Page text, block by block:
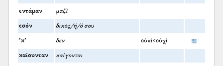
εντάμαν μαζί
εσόν δικός/ή/ό σου
’κ’ δεν οὐκί<οὐχί
καίουνταν καίγονται